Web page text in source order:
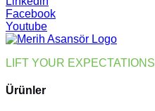
for
Large
Construction
Projects
Facebook
Youtube
LIFT YOUR EXPECTATIONS
Ürünler